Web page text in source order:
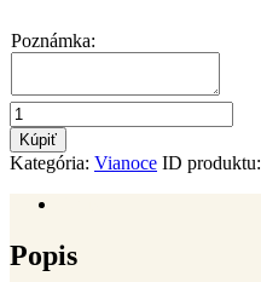
Poznámka:
množstvo
Vianočné
ozdoby
drevené
anjel
Kúpiť
Kategória: Vianoce ID produktu:
Popis